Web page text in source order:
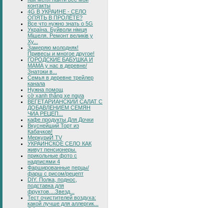
контакты
4G В УКРАИНЕ - СЕЛО
ОПЯТЬ В ПРОЛЁТЕ?
Все что нужно знать о 5G
Україна. Буйволи німця
Мішеля. Ремонт великів у
Ху...
Замеряю молодняк!
Привесы и многое другое!
ГОРОДСКИЕ БАБУШКА И
МАМА у нас в деревне/
Знатоки в...
Семья в деревне трейлер
канала
Нужна помощ
cờ xanh thắng xe ngựa
ВЕГЕТАРИАНСКИЙ САЛАТ С
ДОБАВЛЕНИЕМ СЕМЯН
ЧИА РЕЦЕП...
кафе продукты Для Дочки
Вкуснейший Торт из
Кабачков!
МеркуриЙ TV
УКРАИНСКОЕ СЕЛО КАК
живут пенсионеры.
прикольные фото с
надписями 4
Фаршированные перцы/
фарш с рисом/рецепт
DIY. Полка, поднос,
подставка для
фруктов....Звезд...
Тест очистителей воздуха:
какой лучше для аллергик...